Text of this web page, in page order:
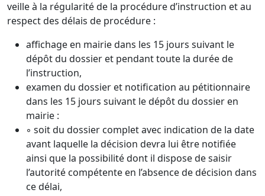
veille à la régularité de la procédure d’instruction et au
respect des délais de procédure :
affichage en mairie dans les 15 jours suivant le
dépôt du dossier et pendant toute la durée de
l’instruction,
examen du dossier et notification au pétitionnaire
dans les 15 jours suivant le dépôt du dossier en
mairie :
◦ soit du dossier complet avec indication de la date
avant laquelle la décision devra lui être notifiée
ainsi que la possibilité dont il dispose de saisir
l’autorité compétente en l’absence de décision dans
ce délai,